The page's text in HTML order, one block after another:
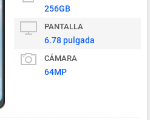
256GB
PANTALLA
6.78 pulgada
CÁMARA
64MP